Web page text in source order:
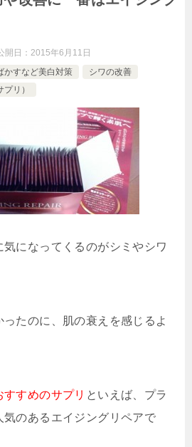
開日： 2015年6月11日
かすなど美白対策
シワの改善
リ）
になってくるのがシミやシワ
たのに、肌の衰えを感じるよ
すめのサプリ といえば、プラ
のあるエイジングリペアで